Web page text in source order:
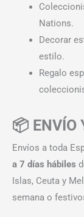
Nations.
Decorar
estilo.
Regalo
📦 ENVÍO
Envíos a toda
a 7 días hábiles
Islas, Ceuta y
semana o